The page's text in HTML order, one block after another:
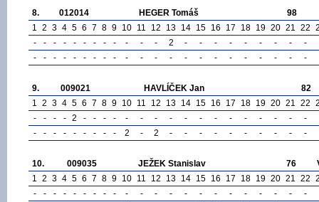
8. 012014 HEGER Tomáš
98
1 2 3 4 5 6 7 8 9 10 11 12 13 14 15 16 17 18 19 20 21 22
-
- - - - - - - - - - - 2 - - - - - - - -
-
-
- - - - - - - - - - - - - - - - - - - - -
9. 009021 HAVLÍČEK Jan
82
1 2 3 4 5 6 7 8 9 10 11 12 13 14 15 16 17 18 19 20 21 22
-
- - - 2 - - - - - - - - - - - - - - - -
-
-
- - - - - - - - 2 - 2 - - - - - - - - - -
10. 009035 JEŽEK Stanislav 76
1 2 3 4 5 6 7 8 9 10 11 12 13 14 15 16 17 18 19 20 21 22
-
- - - - - - - - - - - - - - - - - - - -
-